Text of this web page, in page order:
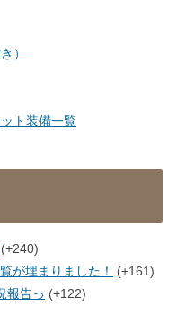
）
ト装備一覧
+240
が埋まりました！
+161
報告っ
+122